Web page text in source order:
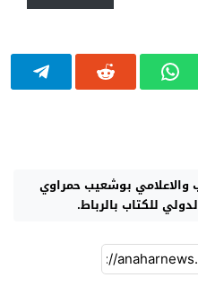
والاعلامي بوشعيب حمراوي
للكتاب بالرباط.